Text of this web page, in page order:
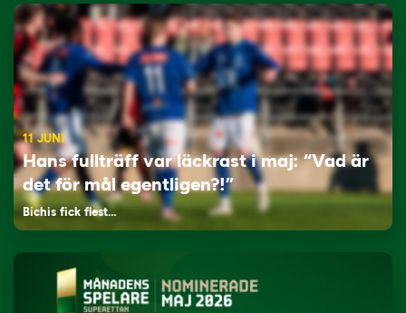
11 JUNI
Hans fullträff var läckrast i maj: “Vad är
det för mål egentligen?!”
Bichis fick flest…